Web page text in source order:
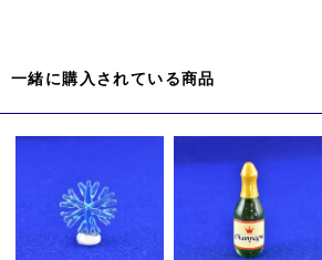
一緒に購入されている商品